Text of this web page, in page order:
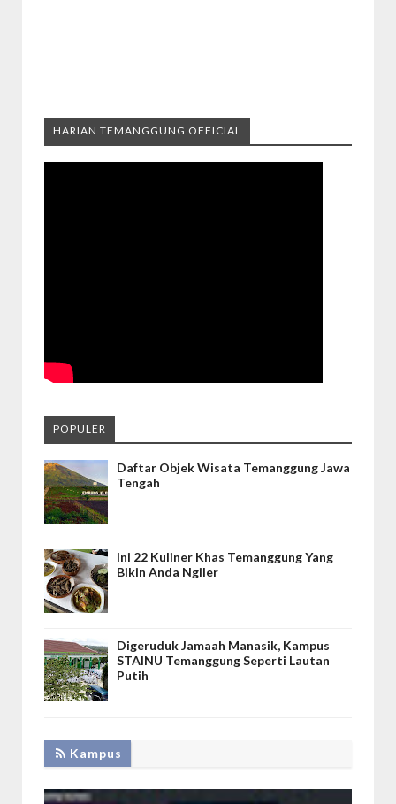
HARIAN TEMANGGUNG OFFICIAL
POPULER
Daftar Objek Wisata Temanggung Jawa
Tengah
Ini 22 Kuliner Khas Temanggung Yang
Bikin Anda Ngiler
Digeruduk Jamaah Manasik, Kampus
STAINU Temanggung Seperti Lautan
Putih
Kampus